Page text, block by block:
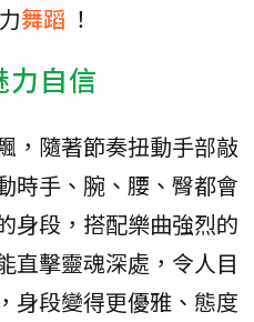
舞蹈 ！
力自信
，隨著節奏扭動手部敲
時手、腕、腰、臀都會
身段，搭配樂曲強烈的
直擊靈魂深處，令人目
身段變得更優雅、態度